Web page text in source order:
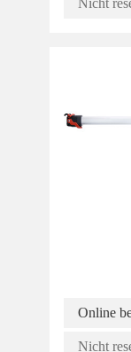
Online
Nicht